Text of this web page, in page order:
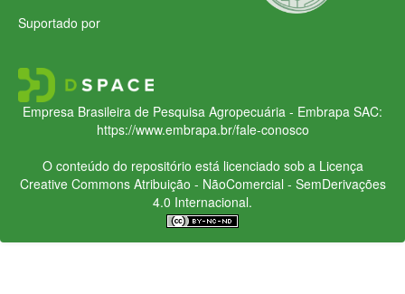
Suportado por
Empresa Brasileira de Pesquisa Agropecuária - Embrapa SAC:
https://www.embrapa.br/fale-conosco
O conteúdo do repositório está licenciado sob a Licença
Creative CommonsAtribuição - NãoComercial - SemDerivações
4.0 Internacional.